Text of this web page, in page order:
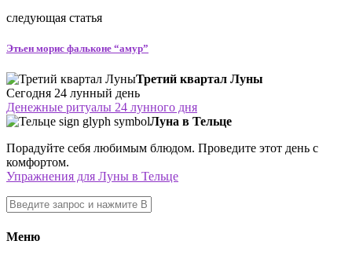
следующая статья
Этьен морис фальконе “амур”
Третий квартал Луны
Сегодня 24 лунный день
Денежные ритуалы 24 лунного дня
Луна в Тельце
Порадуйте себя любимым блюдом. Проведите этот день с
комфортом.
Упражнения для Луны в Тельце
Меню